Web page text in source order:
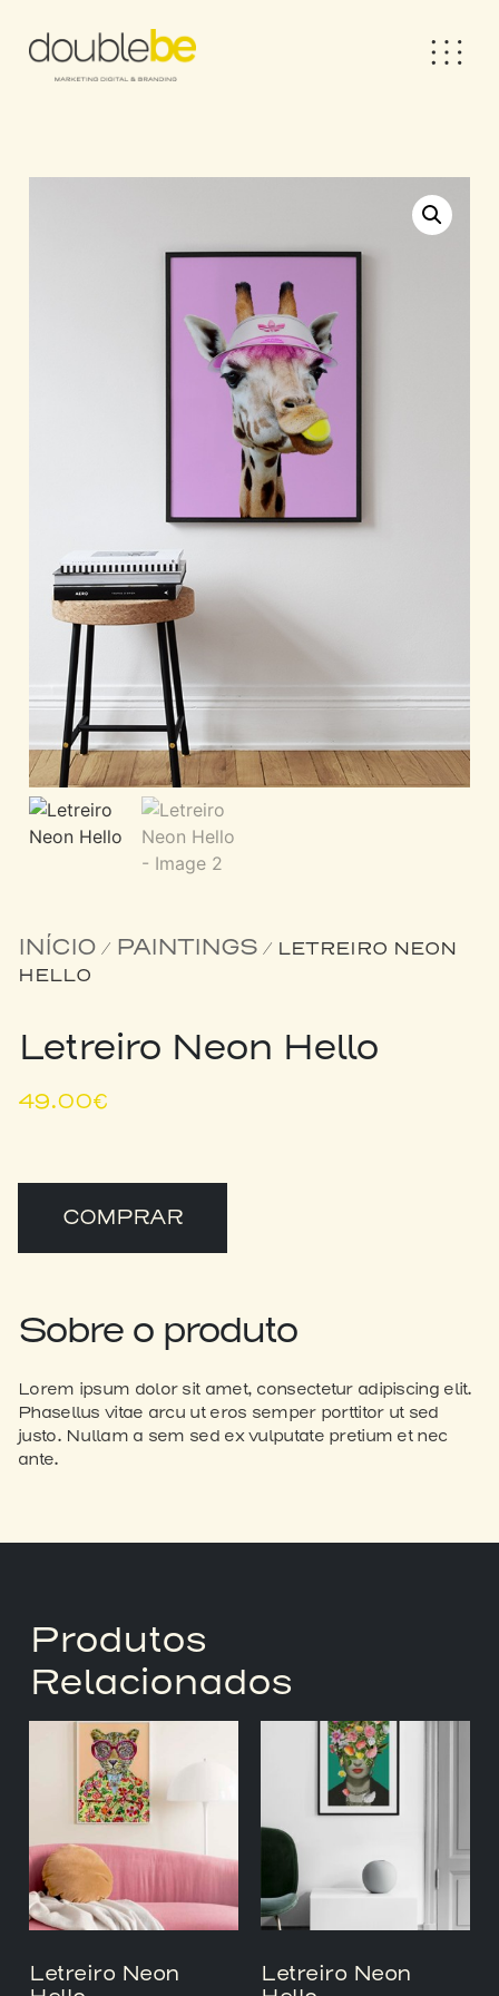
INÍCIO / PAINTINGS / LETREIRO NEON
HELLO
Letreiro Neon Hello
49.00€
COMPRAR
Sobre o produto
Lorem ipsum dolor sit amet, consectetur adipiscing elit.
Phasellus vitae arcu ut eros semper porttitor ut sed
justo. Nullam a sem sed ex vulputate pretium et nec
ante.
Produtos
Relacionados
Letreiro Neon
Letreiro Neon